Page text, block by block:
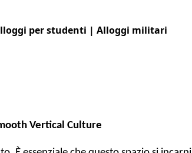
per studenti | Alloggi militari
Vertical Culture